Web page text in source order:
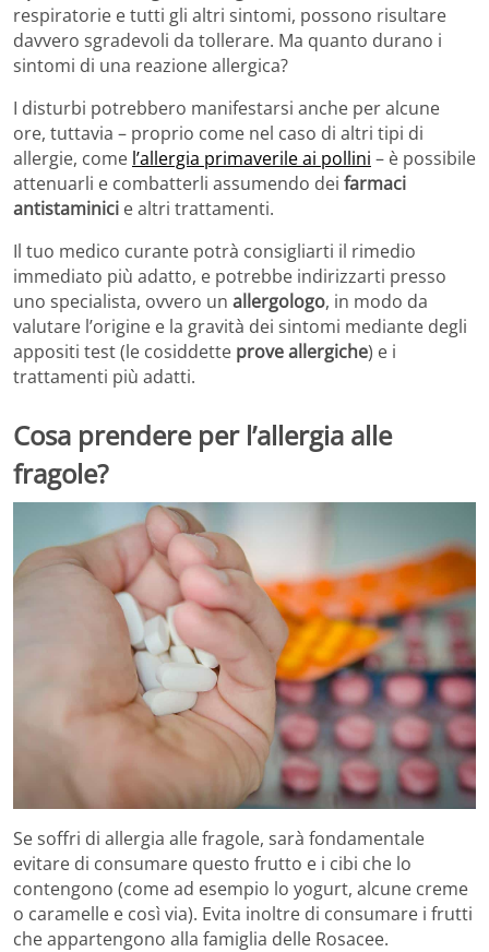
respiratorie e tutti gli altri sintomi, possono risultare
davvero sgradevoli da tollerare. Ma quanto durano i
sintomi di una reazione allergica?
I disturbi potrebbero manifestarsi anche per alcune
ore, tuttavia – proprio come nel caso di altri tipi di
allergie, come l’allergia primaverile ai pollini – è possibile
attenuarli e combatterli assumendo dei farmaci
antistaminici e altri trattamenti.
Il tuo medico curante potrà consigliarti il rimedio
immediato più adatto, e potrebbe indirizzarti presso
uno specialista, ovvero un allergologo, in modo da
valutare l’origine e la gravità dei sintomi mediante degli
appositi test (le cosiddette prove allergiche) e i
trattamenti più adatti.
Cosa prendere per l’allergia alle
fragole?
Se soffri di allergia alle fragole, sarà fondamentale
evitare di consumare questo frutto e i cibi che lo
contengono (come ad esempio lo yogurt, alcune creme
o caramelle e così via). Evita inoltre di consumare i frutti
che appartengono alla famiglia delle Rosacee.